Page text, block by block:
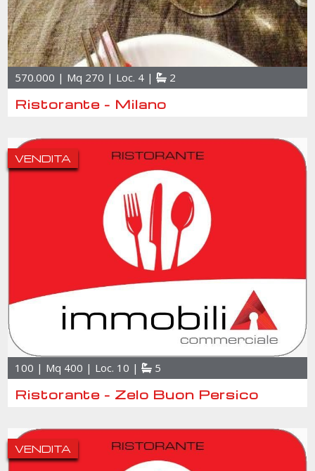
570.000 | Mq 270 | Loc. 4 | 2
Ristorante - Milano
VENDITA
100 | Mq 400 | Loc. 10 | 5
Ristorante - Zelo Buon Persico
VENDITA